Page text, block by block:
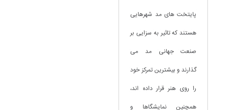
پایتخت های مد شهرهایی
هستند که تاثیر به سزایی بر
صنعت جهانی مد می
گذارند و بیشترین تمرکز خود
را روی هنر قرار داده اند،
همچنین نمایشگاها و